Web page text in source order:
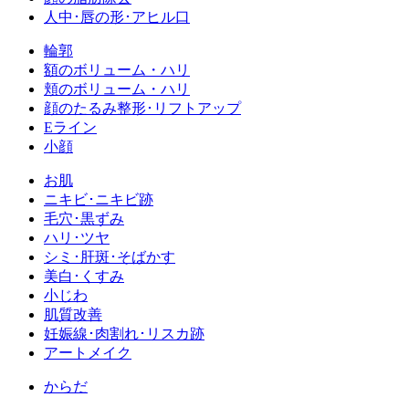
人中･唇の形･アヒル口
輪郭
額のボリューム・ハリ
頬のボリューム・ハリ
顔のたるみ整形･リフトアップ
Eライン
小顔
お肌
ニキビ･ニキビ跡
毛穴･黒ずみ
ハリ･ツヤ
シミ･肝斑･そばかす
美白･くすみ
小じわ
肌質改善
妊娠線･肉割れ･リスカ跡
アートメイク
からだ